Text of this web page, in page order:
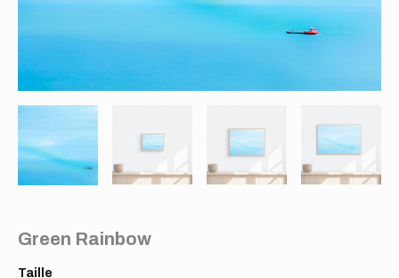
Green Rainbow
Taille